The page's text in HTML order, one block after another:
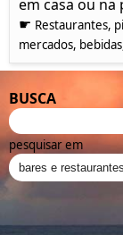
em casa ou na
☛ Restaurantes,
mercados,
BUSCA
pesquisar em